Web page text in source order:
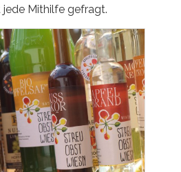
jede Mithilfe gefragt.